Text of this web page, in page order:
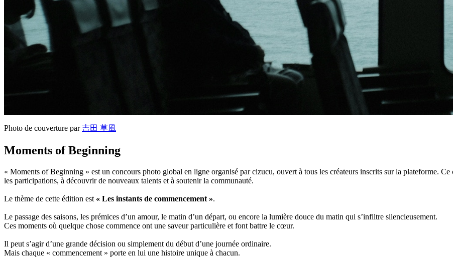
Photo de couverture par吉田 草風
Moments of Beginning
« Moments of Beginning » est un concours photo global en ligne organisé par cizucu, ouvert à tous les créateurs inscrits sur la plateforme.
les participations, à découvrir de nouveaux talents et à soutenir la communauté.
Le thème de cette édition est « Les instants de commencement ».
Le passage des saisons, les prémices d’un amour, le matin d’un départ, ou encore la lumière douce du matin qui s’infiltre silencieusement.
Ces moments où quelque chose commence ont une saveur particulière et font battre le cœur.
Il peut s’agir d’une grande décision ou simplement du début d’une journée ordinaire.
Mais chaque « commencement » porte en lui une histoire unique à chacun.